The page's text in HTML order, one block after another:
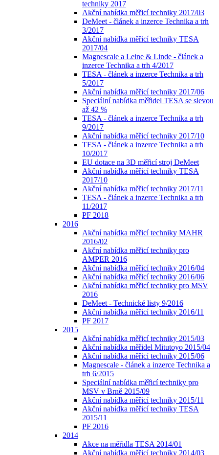
techniky 2017
Akční nabídka měřicí techniky 2017/03
DeMeet - článek a inzerce Technika a trh
3/2017
Akční nabídka měřicí techniky TESA
2017/04
Magnescale a Leine & Linde - článek a
inzerce Technika a trh 4/2017
TESA - článek a inzerce Technika a trh
5/2017
Akční nabídka měřicí techniky 2017/06
Speciální nabídka měřidel TESA se slevou
až 42 %
TESA - článek a inzerce Technika a trh
9/2017
Akční nabídka měřicí techniky 2017/10
TESA - článek a inzerce Technika a trh
10/2017
EU dotace na 3D měřicí stroj DeMeet
Akční nabídka měřicí techniky TESA
2017/10
Akční nabídka měřicí techniky 2017/11
TESA - článek a inzerce Technika a trh
11/2017
PF 2018
2016
Akční nabídka měřicí techniky MAHR
2016/02
Akční nabídka měřicí techniky pro
AMPER 2016
Akční nabídka měřicí techniky 2016/04
Akční nabídka měřicí techniky 2016/06
Akční nabídka měřicí techniky pro MSV
2016
DeMeet - Technické listy 9/2016
Akční nabídka měřicí techniky 2016/11
PF 2017
2015
Akční nabídka měřicí techniky 2015/03
Akční nabídka měřidel Mitutoyo 2015/04
Akční nabídka měřicí techniky 2015/06
Magnescale - článek a inzerce Technika a
trh 6/2015
Speciální nabídka měřicí techniky pro
MSV v Brně 2015/09
Akční nabídka měřicí techniky 2015/11
Akční nabídka měřicí techniky TESA
2015/11
PF 2016
2014
Akce na měřidla TESA 2014/01
Akční nabídka měřicí techniky 2014/03